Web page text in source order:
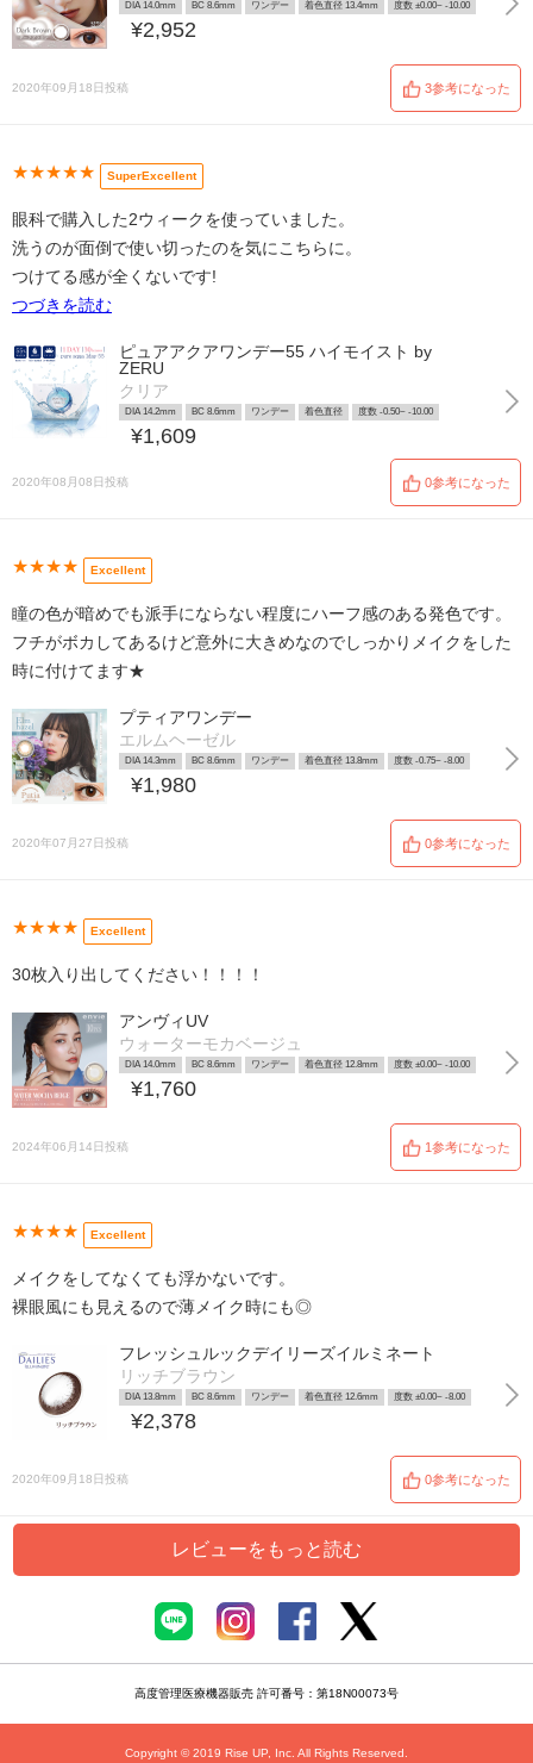
DIA 14.0mm BC 8.6mm ワンデー 着色直径 13.4mm 度数 ±0.00~ -10.00
¥2,952
2020年09月18日投稿 3参考になった
★★★★★ SuperExcellent
眼科で購入した2ウィークを使っていました。
洗うのが面倒で使い切ったのを気にこちらに。
つけてる感が全くないです!
つづきを読む
ピュアアクアワンデー55 ハイモイスト by
ZERU
クリア
DIA 14.2mm BC 8.6mm ワンデー 着色直径 度数 -0.50~ -10.00
¥1,609
2020年08月08日投稿 0参考になった
★★★★ Excellent
瞳の色が暗めでも派手にならない程度にハーフ感のある発色です。
フチがボカしてあるけど意外に大きめなのでしっかりメイクをした
時に付けてます★
プティアワンデー
エルムヘーゼル
DIA 14.3mm BC 8.6mm ワンデー 着色直径 13.8mm 度数 -0.75~ -8.00
¥1,980
2020年07月27日投稿 0参考になった
★★★★ Excellent
30枚入り出してください！！！！
アンヴィUV
ウォーターモカベージュ
DIA 14.0mm BC 8.6mm ワンデー 着色直径 12.8mm 度数 ±0.00~ -10.00
¥1,760
2024年06月14日投稿 1参考になった
★★★★ Excellent
メイクをしてなくても浮かないです。
裸眼風にも見えるので薄メイク時にも◎
フレッシュルックデイリーズイルミネート
リッチブラウン
DIA 13.8mm BC 8.6mm ワンデー 着色直径 12.6mm 度数 ±0.00~ -8.00
¥2,378
2020年09月18日投稿 0参考になった
レビューをもっと読む
高度管理医療機器販売 許可番号：第18N00073号
Copyright © 2019 Rise UP, Inc. All Rights Reserved.